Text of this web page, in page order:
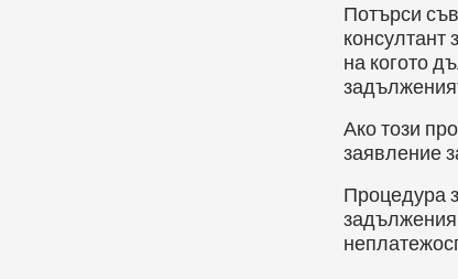
Потърси
на когото
Ако този
заявление
Процедура